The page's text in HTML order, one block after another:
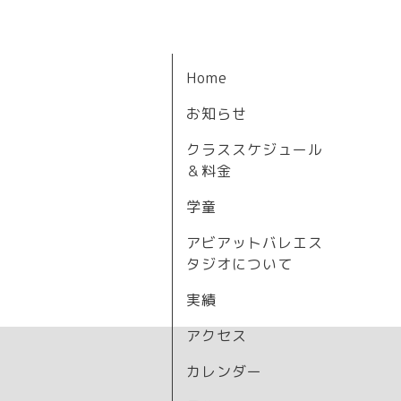
Home
お知らせ
クラススケジュール
＆料金
学童
アビアットバレエス
タジオについて
実績
アクセス
カレンダー